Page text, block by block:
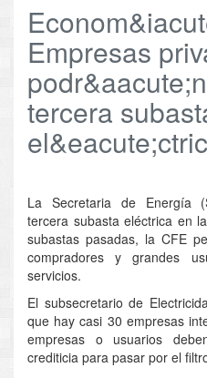
Empresas
tercera
La Secretaria de Energía
tercera subasta eléctrica en
subastas pasadas, la CFE
compradores y grandes
servicios.
El subsecretario de
que hay casi 30 empresas
empresas o usuarios
crediticia para pasar por el